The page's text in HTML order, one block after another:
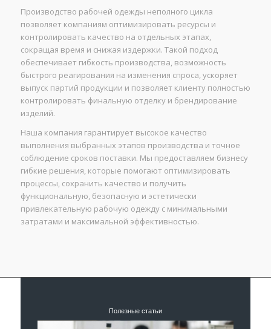
Производство рабочей одежды неполного цикла
позволяет компаниям оптимизировать ресурсы и
контролировать качество на отдельных этапах,
сокращая время и снижая издержки. Такой подход
обеспечивает гибкость производства, возможность
быстрого реагирования на изменения спроса, ускоряет
выпуск партий продукции и позволяет клиенту полностью
контролировать финальную отделку и брендирование
изделий.
Наша компания гарантирует высокое качество
выполнения выбранных этапов производства и точное
соблюдение сроков поставки. Мы предоставляем бизнесу
гибкие решения, которые помогают оптимизировать
процессы, сохранить качество и получить
функциональную, безопасную и эстетически
привлекательную рабочую одежду с минимальными
затратами и максимальной эффективностью.
Полезные статьи